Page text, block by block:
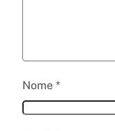
Nome *